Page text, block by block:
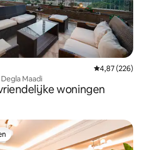
Gemiddelde
4,87 (226)
Maadi
woningen